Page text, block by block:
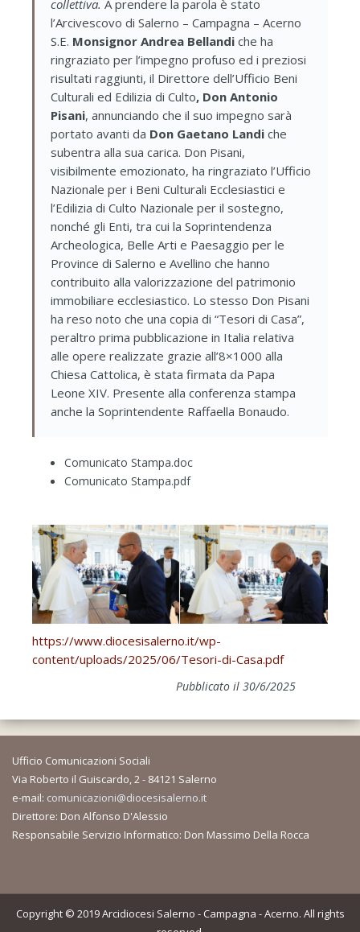
collettiva. A prendere la parola è stato
l’Arcivescovo di Salerno – Campagna – Acerno
S.E. Monsignor Andrea Bellandi che ha
ringraziato per l’impegno profuso ed i preziosi
risultati raggiunti, il Direttore dell’Ufficio Beni
Culturali ed Edilizia di Culto, Don Antonio
Pisani, annunciando che il suo impegno sarà
portato avanti da Don Gaetano Landi che
subentra alla sua carica. Don Pisani,
visibilmente emozionato, ha ringraziato l’Ufficio
Nazionale per i Beni Culturali Ecclesiastici e
l’Edilizia di Culto Nazionale per il sostegno,
nonché gli Enti, tra cui la Soprintendenza
Archeologica, Belle Arti e Paesaggio per le
Province di Salerno e Avellino che hanno
contribuito alla valorizzazione del patrimonio
immobiliare ecclesiastico. Lo stesso Don Pisani
ha reso noto che una copia di “Tesori di Casa”,
peraltro prima pubblicazione in Italia relativa
alle opere realizzate grazie all’8×1000 alla
Chiesa Cattolica, è stata firmata da Papa
Leone XIV. Presente alla conferenza stampa
anche la Soprintendente Raffaella Bonaudo.
Comunicato Stampa.doc
Comunicato Stampa.pdf
https://www.diocesisalerno.it/wp-
content/uploads/2025/06/Tesori-di-Casa.pdf
Pubblicato il 30/6/2025
Ufficio Comunicazioni Sociali
Via Roberto il Guiscardo, 2 - 84121 Salerno
e-mail: comunicazioni@diocesisalerno.it
Direttore: Don Alfonso D'Alessio
Responsabile Servizio Informatico: Don Massimo Della Rocca
Copyright © 2019 Arcidiocesi Salerno - Campagna - Acerno. All rights